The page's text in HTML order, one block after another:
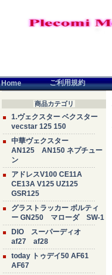
Home ご利用規約
商品カテゴリ
1.ヴェクスター ベクスター
vecstar 125 150
中華ヴェクスター
AN125 AN150 ネプチュー
ン
アドレスV100 CE11A
CE13A V125 UZ125
GSR125
グラストラッカー ボルティ
ー GN250 マローダ SW-1
DIO スーパーディオ
af27 af28
today トゥデイ50 AF61
AF67